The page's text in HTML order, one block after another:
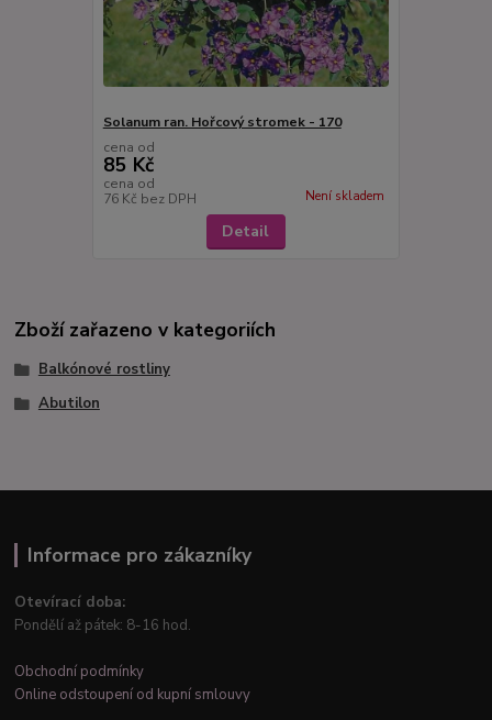
Solanum ran. Hořcový stromek - 170
cena od
85 Kč
cena od
76 Kč bez DPH Není skladem
Detail
Zboží zařazeno v kategoriích
Balkónové rostliny
Abutilon
Informace pro zákazníky
Otevírací doba:
Pondělí až pátek: 8-16 hod.
Obchodní podmínky
Online odstoupení od kupní smlouvy